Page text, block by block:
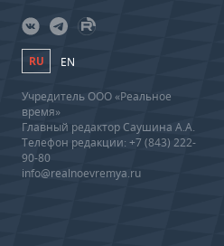
RU EN
Учредитель ООО «Реальное
время»
Главный редактор Саушина А.А.
Телефон редакции: +7 (843) 222-
90-80
info@realnoevremya.ru